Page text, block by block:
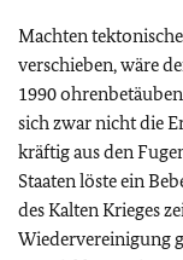
Machten
verschieben, wäre
1990
sich zwar nicht die
kräftig aus den
Staaten löste ein
des Kalten Krieges
Wiedervereinigung